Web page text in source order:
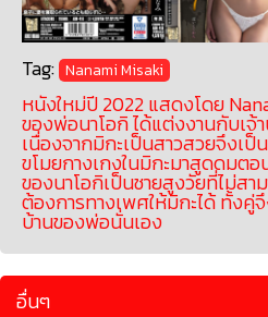
Tag: Nanami Misaki
หนังใหม่ปี 2022 แสดงโดย
ของพ่อนาโอกิ ได้แต่งงานกับเจ้
เนื่องจากมิกะเป็นสาวสวยจึงเ
ขโมยกางเกงในมิกะมาสูดดมต
ของนาโอกิเป็นชายสูงวัยที่ไม่ส
ต้องการทางเพศให้มิกะได้ ทั้งคู่
บ้านของพ่อนั่นเอง
อื่นๆ